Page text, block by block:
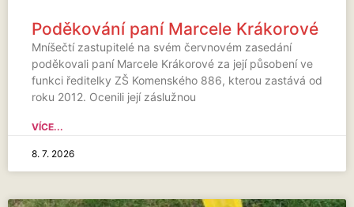
Poděkování paní Marcele Krákorové
Mníšečtí zastupitelé na svém červnovém zasedání
poděkovali paní Marcele Krákorové za její působení ve
funkci ředitelky ZŠ Komenského 886, kterou zastává od
roku 2012. Ocenili její záslužnou
VÍCE...
8. 7. 2026